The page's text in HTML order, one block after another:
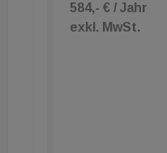
584,- € / Jahr
exkl. MwSt.